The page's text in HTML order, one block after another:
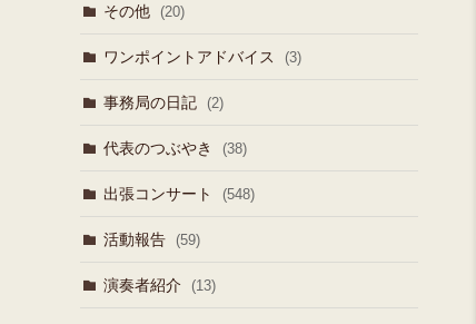
その他 (20)
ワンポイントアドバイス (3)
事務局の日記 (2)
代表のつぶやき (38)
出張コンサート (548)
活動報告 (59)
演奏者紹介 (13)